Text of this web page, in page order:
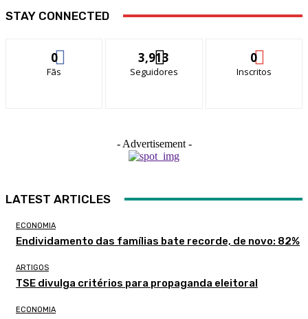
STAY CONNECTED
0
Fãs
3,913
Seguidores
0
Inscritos
- Advertisement -
LATEST ARTICLES
ECONOMIA
Endividamento das famílias bate recorde, de novo: 82%
ARTIGOS
TSE divulga critérios para propaganda eleitoral
ECONOMIA